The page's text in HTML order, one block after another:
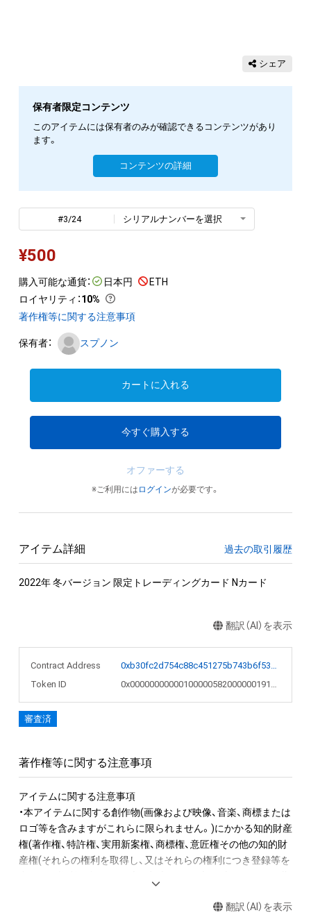
シェア
保有者限定コンテンツ
このアイテムには保有者のみが確認できるコンテンツがあり
ます。
コンテンツの詳細
#3/24 シリアルナンバーを選択
¥500
購入可能な通貨： 日本円
ETH
ロイヤリティ ：10%
著作権等に関する注意事項
保有者： スプノン
カートに入れる
今すぐ購入する
オファーする
※ご利用には ログインが必要です。
アイテム詳細 過去の取引履歴
2022年 冬バージョン 限定トレーディングカード Nカード
翻訳（AI）を表示
Contract Address
0xb30fc2d754c88c451275b743b6f530f19f643683
Token ID
0x0000000000010000058200000019103c
審査済
著作権等に関する注意事項
アイテムに関する注意事項
・本アイテムに関する創作物(画像および映像、音楽、商標または
ロゴ等を含みますがこれらに限られません。)にかかる知的財産
権(著作権、特許権、実用新案権、商標権、意匠権その他の知的財
産権(それらの権利を取得し、又はそれらの権利につき登録等を
けている者によって保護されています。そのため、本アイテム
翻訳（AI）を表示